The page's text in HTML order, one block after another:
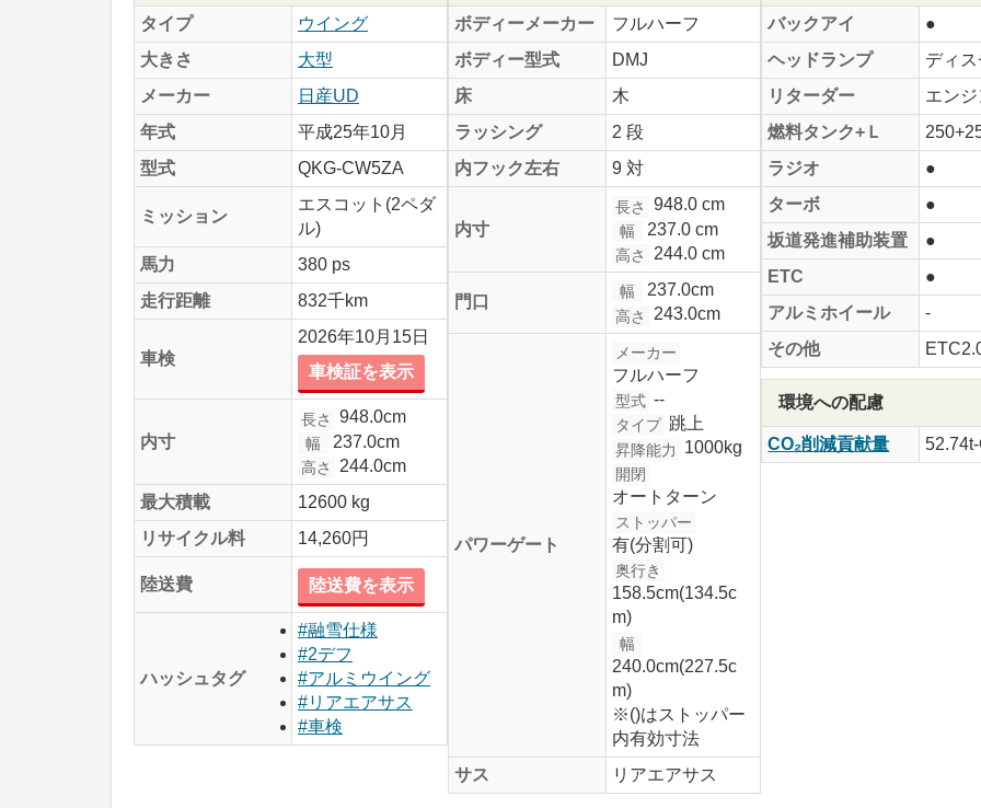
タイプ
ウイング
大きさ
大型
メーカー
日産UD
年式
平成25年10月
型式
QKG-CW5ZA
ミッション
エスコット(2ペダ
ル)
馬力
380 ps
走行距離
832千km
車検
2026年10月15日
車検証を表示
内寸
長さ 948.0cm
幅 237.0cm
高さ
244.0cm
最大積載
12600 kg
リサイクル料
14,260円
陸送費 陸送費を表示
ハッシュタグ
#融雪仕様
#2デフ
#アルミウイング
#リアエアサス
#車検
ボディーメーカー
フルハーフ
ボディー型式
DMJ
床
木
ラッシング
2 段
内フック左右
9 対
内寸
長さ 948.0 cm
幅 237.0 cm
高さ 244.0 cm
門口
幅 237.0cm
高さ 243.0cm
パワーゲート
メーカー
フルハーフ
型式 --
タイプ 跳上
昇降能力 1000kg
開閉
オートターン
ストッパー
有(分割可)
奥行き
158.5cm(134.5c
m)
幅
240.0cm(227.5c
m)
※()はストッパー
内有効寸法
サス
リアエアサス
バックアイ
●
ヘッドランプ
ディ
リターダー
エンジ
燃料タンク+Ｌ
ラジオ
●
ターボ
●
坂道発進補助装置
●
ETC
●
アルミホイール
-
その他
環境への配慮
CO₂削減貢献量 52.74t-